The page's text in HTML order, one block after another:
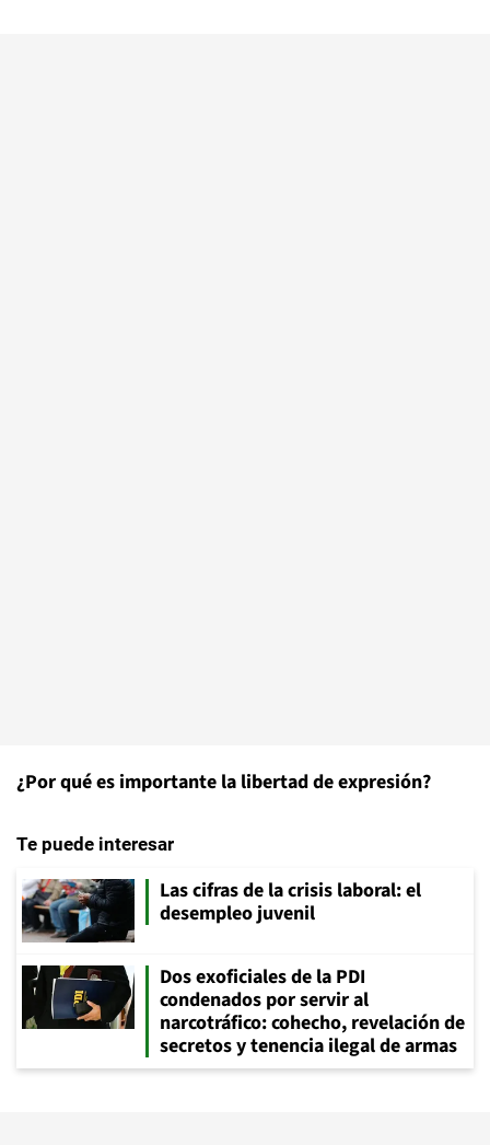
¿Por qué es importante la libertad de expresión?
Te puede interesar
Las cifras de la crisis laboral: el
desempleo juvenil
Dos exoficiales de la PDI
condenados por servir al
narcotráfico: cohecho, revelación de
secretos y tenencia ilegal de armas